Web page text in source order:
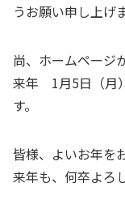
うお願い申し上げ
尚、ホームページ
来年 1月5日（月
す。
皆様、よいお年を
来年も、何卒よろ